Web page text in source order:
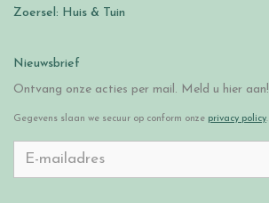
Zoersel: Huis & Tuin
Nieuwsbrief
Ontvang onze acties per mail. Meld u hier aan!
Gegevens slaan we secuur op conform onze privacy policy.